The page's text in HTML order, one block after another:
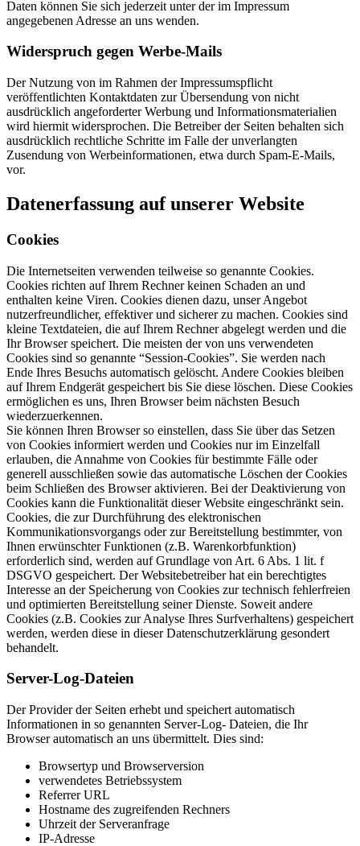
Daten können Sie sich jederzeit unter der im Impressum
angegebenen Adresse an uns wenden.
Widerspruch gegen Werbe-Mails
Der Nutzung von im Rahmen der Impressumspflicht
veröffentlichten Kontaktdaten zur Übersendung von nicht
ausdrücklich angeforderter Werbung und Informationsmaterialien
wird hiermit widersprochen. Die Betreiber der Seiten behalten sich
ausdrücklich rechtliche Schritte im Falle der unverlangten
Zusendung von Werbeinformationen, etwa durch Spam-E-Mails,
vor.
Datenerfassung auf unserer Website
Cookies
Die Internetseiten verwenden teilweise so genannte Cookies.
Cookies richten auf Ihrem Rechner keinen Schaden an und
enthalten keine Viren. Cookies dienen dazu, unser Angebot
nutzerfreundlicher, effektiver und sicherer zu machen. Cookies sind
kleine Textdateien, die auf Ihrem Rechner abgelegt werden und die
Ihr Browser speichert. Die meisten der von uns verwendeten
Cookies sind so genannte “Session-Cookies”. Sie werden nach
Ende Ihres Besuchs automatisch gelöscht. Andere Cookies bleiben
auf Ihrem Endgerät gespeichert bis Sie diese löschen. Diese Cookies
ermöglichen es uns, Ihren Browser beim nächsten Besuch
wiederzuerkennen.
Sie können Ihren Browser so einstellen, dass Sie über das Setzen
von Cookies informiert werden und Cookies nur im Einzelfall
erlauben, die Annahme von Cookies für bestimmte Fälle oder
generell ausschließen sowie das automatische Löschen der Cookies
beim Schließen des Browser aktivieren. Bei der Deaktivierung von
Cookies kann die Funktionalität dieser Website eingeschränkt sein.
Cookies, die zur Durchführung des elektronischen
Kommunikationsvorgangs oder zur Bereitstellung bestimmter, von
Ihnen erwünschter Funktionen (z.B. Warenkorbfunktion)
erforderlich sind, werden auf Grundlage von Art. 6 Abs. 1 lit. f
DSGVO gespeichert. Der Websitebetreiber hat ein berechtigtes
Interesse an der Speicherung von Cookies zur technisch fehlerfreien
und optimierten Bereitstellung seiner Dienste. Soweit andere
Cookies (z.B. Cookies zur Analyse Ihres Surfverhaltens) gespeichert
werden, werden diese in dieser Datenschutzerklärung gesondert
behandelt.
Server-Log-Dateien
Der Provider der Seiten erhebt und speichert automatisch
Informationen in so genannten Server-Log- Dateien, die Ihr
Browser automatisch an uns übermittelt. Dies sind:
Browsertyp und Browserversion
verwendetes Betriebssystem
Referrer URL
Hostname des zugreifenden Rechners
Uhrzeit der Serveranfrage
IP-Adresse